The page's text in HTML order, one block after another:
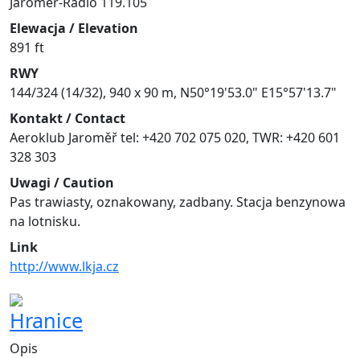
Elewacja / Elevation
891 ft
RWY
144/324 (14/32), 940 x 90 m, N50°19'53.0" E15°57'13.7"
Kontakt / Contact
Aeroklub Jaroměř tel: +420 702 075 020, TWR: +420 601
328 303
Uwagi / Caution
Pas trawiasty, oznakowany, zadbany. Stacja benzynowa
na lotnisku.
Link
http://www.lkja.cz
Hranice
Opis